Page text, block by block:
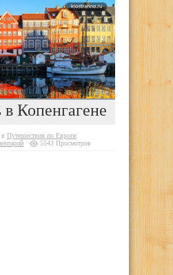
Копенгагене
в Путешествия по Европе
5543 Просмотров